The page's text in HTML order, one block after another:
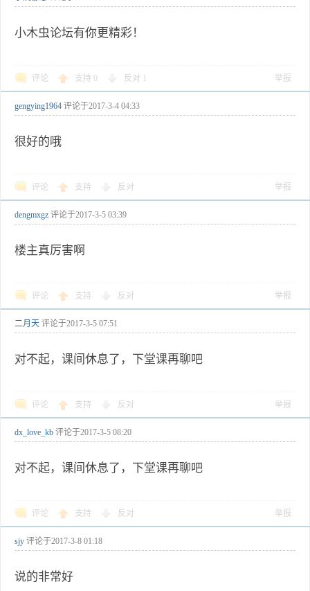
小木虫论坛有你更精彩！
评论 支持 0 反对 举报
gengying1964 评论于2017-3-4 04:33
很好的哦
评论 支持 反对 举报
dengmxgz 评论于2017-3-5 03:39
楼主真厉害啊
评论 支持 反对 举报
二月天 评论于2017-3-5 07:51
对不起，课间休息了，下堂课再聊吧
评论 支持 反对 举报
dx_love_kb 评论于2017-3-5 08:20
对不起，课间休息了，下堂课再聊吧
评论 支持 反对 举报
sjy 评论于2017-3-8 01:18
说的非常好